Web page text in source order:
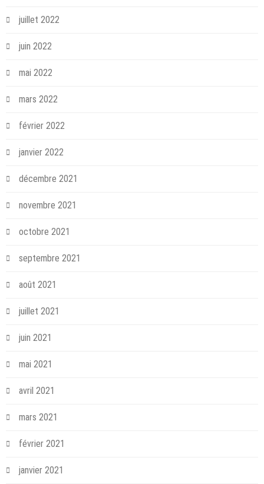
juillet 2022
juin 2022
mai 2022
mars 2022
février 2022
janvier 2022
décembre 2021
novembre 2021
octobre 2021
septembre 2021
août 2021
juillet 2021
juin 2021
mai 2021
avril 2021
mars 2021
février 2021
janvier 2021